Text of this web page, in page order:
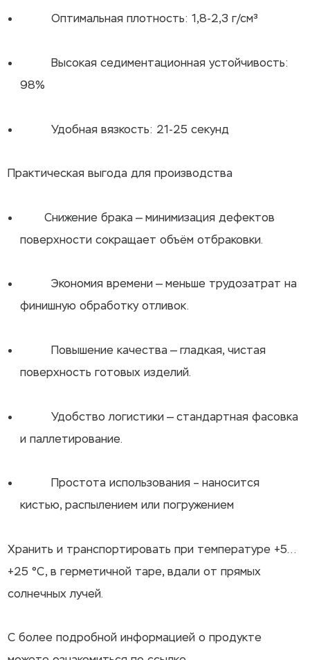
Оптимальная плотность: 1,8-2,3 г/см³
Высокая седиментационная устойчивость:
98%
Удобная вязкость: 21-25 секунд
Практическая выгода для производства
Снижение брака — минимизация дефектов
поверхности сокращает объём отбраковки.
Экономия времени — меньше трудозатрат на
финишную обработку отливок.
Повышение качества — гладкая, чистая
поверхность готовых изделий.
Удобство логистики — стандартная фасовка
и паллетирование.
Простота использования – наносится
кистью, распылением или погружением
Хранить и транспортировать при температуре +5…
+25 °С, в герметичной таре, вдали от прямых
солнечных лучей.
С более подробной информацией о продукте